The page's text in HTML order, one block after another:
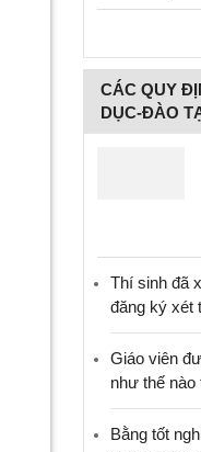
CÁC QUY
DỤC-ĐÀO
Thí sinh đã
đăng ký xét
Giáo viên
như thế nào
Bằng tốt